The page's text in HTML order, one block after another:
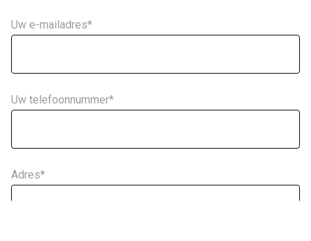
Uw e-mailadres*
Uw telefoonnummer*
Adres*